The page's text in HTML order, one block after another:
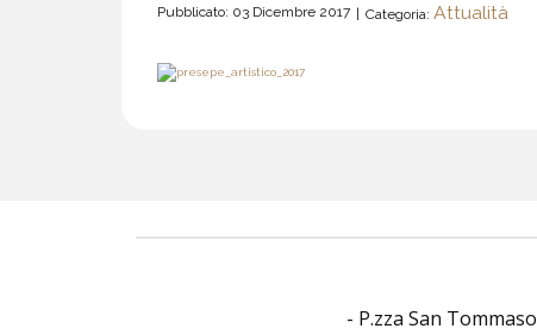
Pubblicato: 03 Dicembre 2017 Categoria: Attualità
- P.zza San